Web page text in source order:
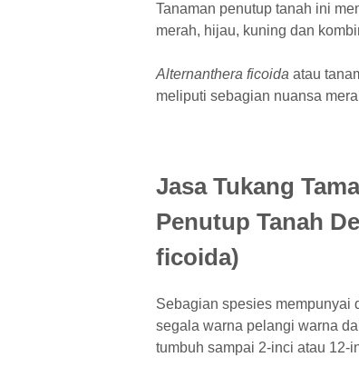
Tanaman penutup tanah ini
merah, hijau, kuning dan
Alternanthera ficoida atau
meliputi sebagian nuansa
Jasa Tukang
Penutup Tanah
ficoida)
Sebagian spesies mempunyai
segala warna pelangi warna
tumbuh sampai 2-inci atau 12-